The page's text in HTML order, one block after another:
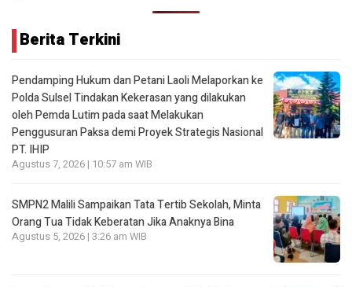
Berita Terkini
Pendamping Hukum dan Petani Laoli Melaporkan ke
Polda Sulsel Tindakan Kekerasan yang dilakukan
oleh Pemda Lutim pada saat Melakukan
Penggusuran Paksa demi Proyek Strategis Nasional
PT. IHIP
Agustus 7, 2026 | 10:57 am WIB
SMPN2 Malili Sampaikan Tata Tertib Sekolah, Minta
Orang Tua Tidak Keberatan Jika Anaknya Bina
Agustus 5, 2026 | 3:26 am WIB